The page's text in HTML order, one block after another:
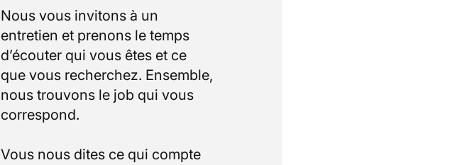
Nous vous invitons à un
entretien et prenons le temps
d’écouter qui vous êtes et ce
que vous recherchez. Ensemble,
nous trouvons le job qui vous
correspond.
Vous nous dites ce qui compte